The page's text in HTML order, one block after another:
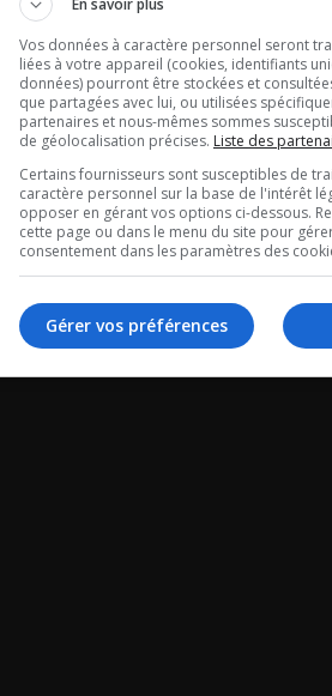
du 07-08-
le mid - Intégral
Vos données à caractère personnel seront
liées à votre appareil (cookies, identifiants
données) pourront être stockées et
que partagées avec lui, ou utilisées
partenaires et nous-mêmes sommes
de géolocalisation précises. Liste des
Certains fournisseurs sont susceptibles de
caractère personnel sur la base de l'intérêt
opposer en gérant vos options ci-dessous.
cette page ou dans le menu du site pour
consentement dans les paramètres des
Gérer vos préférences